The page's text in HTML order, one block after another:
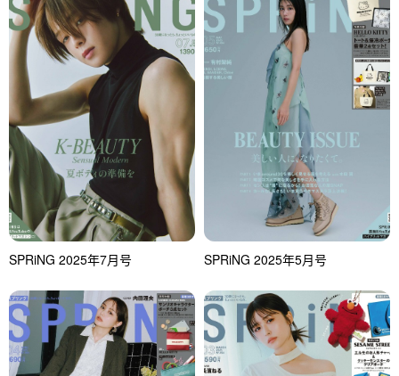
SPRiNG 2025年7月号 SPRiNG 2025年5月号